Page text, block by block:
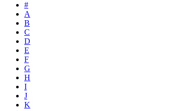
#
A
B
C
D
E
F
G
H
I
J
K